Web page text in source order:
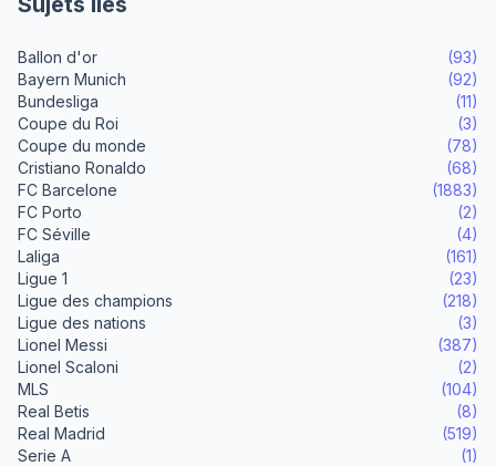
Ballon d'or
(93)
Bayern Munich
(92)
Bundesliga
(11)
Coupe du Roi
(3)
Coupe du monde
(78)
Cristiano Ronaldo
(68)
FC Barcelone
(1883)
FC Porto
(2)
FC Séville
(4)
Laliga
(161)
Ligue 1
(23)
Ligue des champions
(218)
Ligue des nations
(3)
Lionel Messi
(387)
Lionel Scaloni
(2)
MLS
(104)
Real Betis
(8)
Real Madrid
(519)
Serie A
(1)